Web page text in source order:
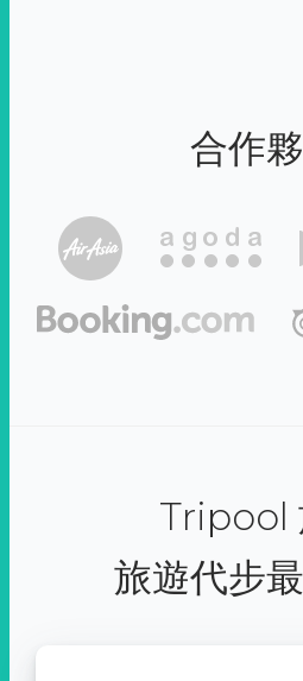
合作
Tripool
旅遊代步